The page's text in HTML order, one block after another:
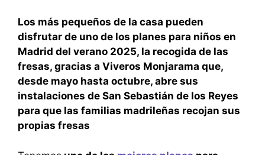
Los más pequeños de la casa pueden
disfrutar de uno de los planes para niños en
Madrid del verano 2025, la recogida de las
fresas, gracias a Viveros Monjarama que,
desde mayo hasta octubre, abre sus
instalaciones de San Sebastián de los Reyes
para que las familias madrileñas recojan sus
propias fresas